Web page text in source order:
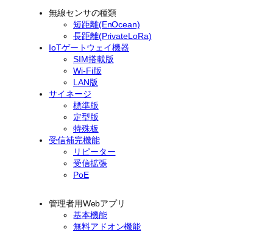
無線センサの種類
短距離(EnOcean)
長距離(PrivateLoRa)
IoTゲートウェイ機器
SIM搭載版
Wi-Fi版
LAN版
サイネージ
標準版
定型版
特殊板
受信補完機能
リピーター
受信拡張
PoE
管理者用Webアプリ
基本機能
無料アドオン機能